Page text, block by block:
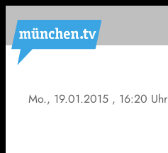
Mo., 19.01.2015 , 16:20 Uhr